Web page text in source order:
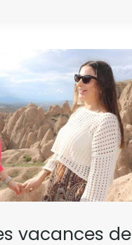
vacances de